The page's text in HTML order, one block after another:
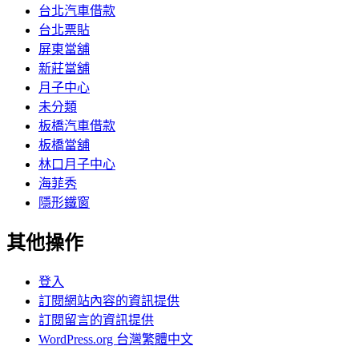
台北汽車借款
台北票貼
屏東當舖
新莊當舖
月子中心
未分類
板橋汽車借款
板橋當舖
林口月子中心
海菲秀
隱形鐵窗
其他操作
登入
訂閱網站內容的資訊提供
訂閱留言的資訊提供
WordPress.org 台灣繁體中文